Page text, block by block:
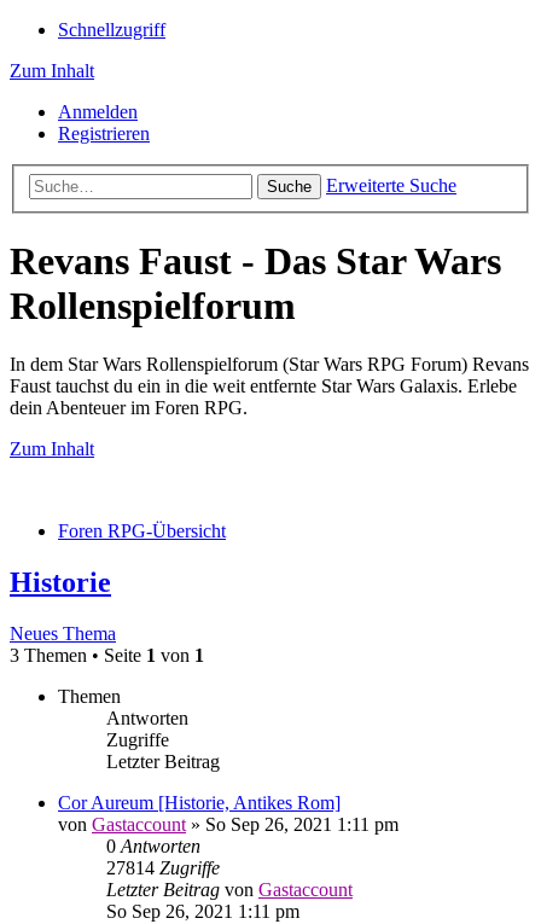
Schnellzugriff
Zum Inhalt
Anmelden
Registrieren
Suche Erweiterte Suche
Revans Faust - Das Star Wars
Rollenspielforum
In dem Star Wars Rollenspielforum (Star Wars RPG Forum) Revans
Faust tauchst du ein in die weit entfernte Star Wars Galaxis. Erlebe
dein Abenteuer im Foren RPG.
Zum Inhalt
Foren RPG-Übersicht
Historie
Neues Thema
3 Themen • Seite 1 von 1
Themen
Antworten
Zugriffe
Letzter Beitrag
Cor Aureum [Historie, Antikes Rom]
von Gastaccount » So Sep 26, 2021 1:11 pm
0 Antworten
27814 Zugriffe
Letzter Beitrag von Gastaccount
So Sep 26, 2021 1:11 pm